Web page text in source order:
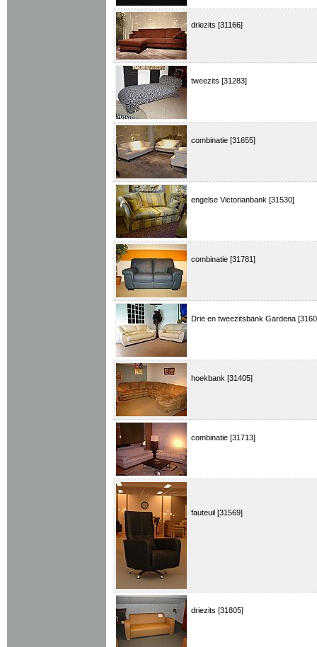
driezits [31166]
tweezits [31283]
combinatie [31655]
engelse Victorianbank [31530]
combinatie [31781]
Drie en tweezitsbank Gardena
hoekbank [31405]
combinatie [31713]
fauteuil [31569]
driezits [31805]